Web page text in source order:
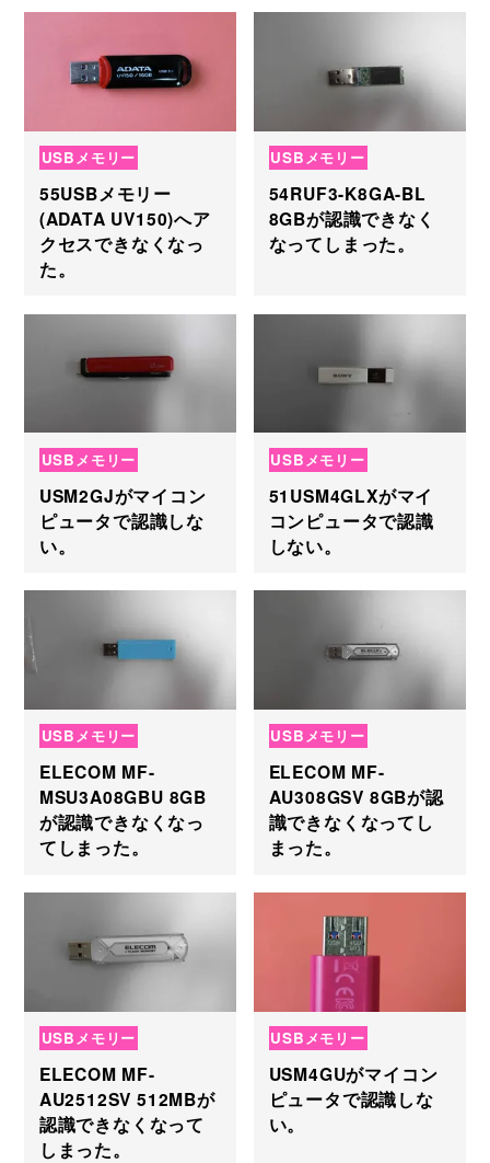
USBメモリー
55USBメモリー
(ADATA UV150)へア
クセスできなくなっ
た。
USBメモリー
54RUF3-K8GA-BL
8GBが認識できなく
なってしまった。
USBメモリー
USM2GJがマイコン
ピュータで認識しな
い。
USBメモリー
51USM4GLXがマイ
コンピュータで認識
しない。
USBメモリー
ELECOM MF-
MSU3A08GBU 8GB
が認識できなくなっ
てしまった。
USBメモリー
ELECOM MF-
AU308GSV 8GBが認
識できなくなってし
まった。
USBメモリー
ELECOM MF-
AU2512SV 512MBが
認識できなくなって
しまった。
USBメモリー
USM4GUがマイコン
ピュータで認識しな
い。